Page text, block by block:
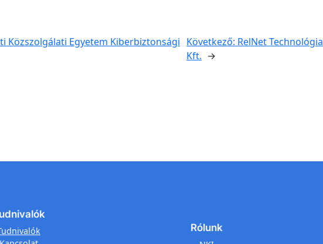
Közszolgálati Egyetem Kiberbiztonsági Következő: RelNet Technológia
Kft. →
Rólunk